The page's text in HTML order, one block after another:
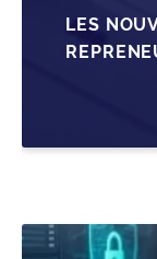
LES